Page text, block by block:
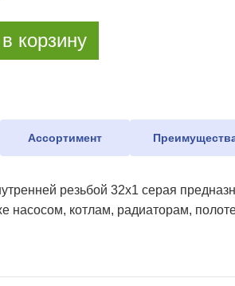
корзину
Ассортимент
резьбой 32х1 серая
насосом, котлам, радиаторам,